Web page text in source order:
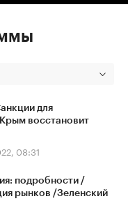
для
восстановит
08:31
подробности /
рынков /Зеленский